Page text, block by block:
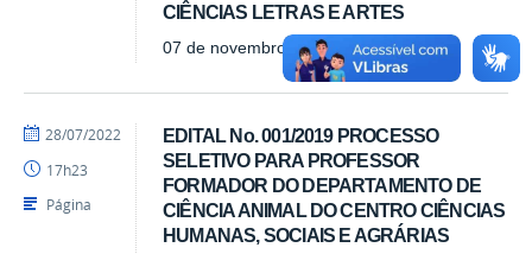
CIÊNCIAS LETRAS E ARTES
07 de novembro de 2019
EDITAL No. 001/2019 PROCESSO
SELETIVO PARA PROFESSOR
FORMADOR DO DEPARTAMENTO DE
CIÊNCIA ANIMAL DO CENTRO CIÊNCIAS
HUMANAS, SOCIAIS E AGRÁRIAS
por
-
SEAD
publicado
28/07/2022
17h23
Página